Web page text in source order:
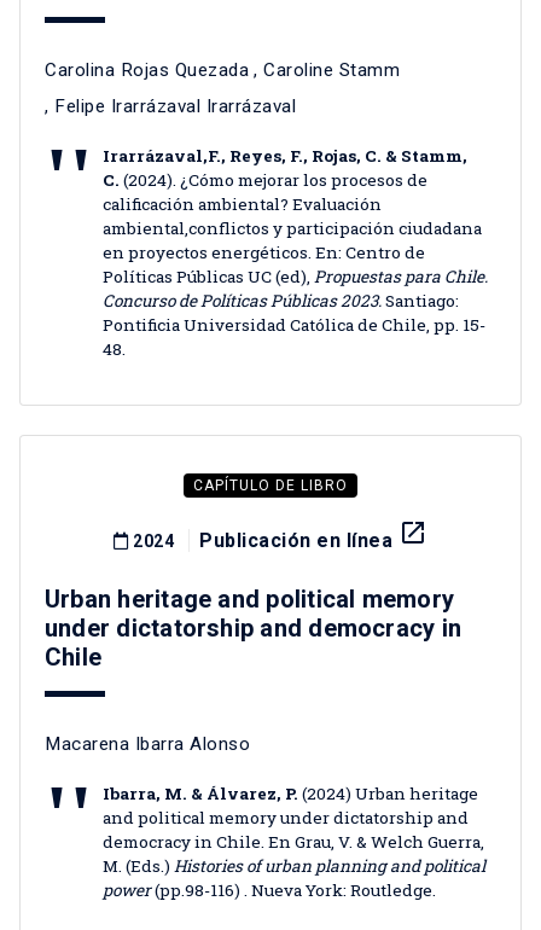
Carolina Rojas Quezada , Caroline Stamm
, Felipe Irarrázaval Irarrázaval
Irarrázaval,F., Reyes, F., Rojas, C. & Stamm,
C. (2024). ¿Cómo mejorar los procesos de
calificación ambiental? Evaluación
ambiental,conflictos y participación ciudadana
en proyectos energéticos. En: Centro de
Políticas Públicas UC (ed), Propuestas para Chile.
Concurso de Políticas Públicas 2023.Santiago:
Pontificia Universidad Católica de Chile, pp. 15-
48.
CAPÍTULO DE LIBRO
2024 Publicación en línea launch
Urban heritage and political memory
under dictatorship and democracy in
Chile
Macarena Ibarra Alonso
Ibarra, M. & Álvarez, P. (2024) Urban heritage
and political memory under dictatorship and
democracy in Chile. En Grau, V. & Welch Guerra,
M. (Eds.) Histories of urban planning and political
power(pp.98-116) . Nueva York: Routledge.